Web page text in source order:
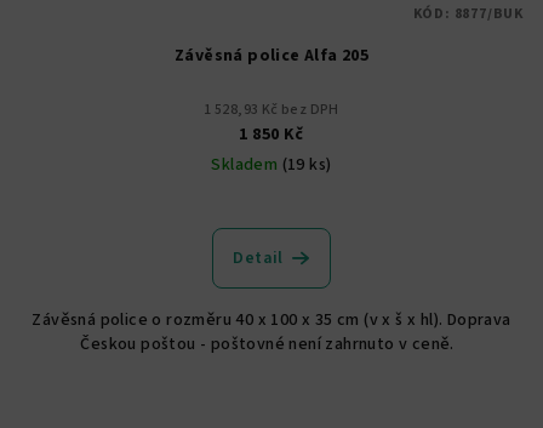
Závěsná police Alfa 205
1 528,93 Kč bez DPH
1 850 Kč
Skladem (19 ks)
Detail
Závěsná police o rozměru 40 x 100 x 35 cm (v x š x hl). Doprava
Českou poštou - poštovné není zahrnuto v ceně.
KÓD: 8877/BUK